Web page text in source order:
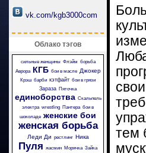
vk.com/kgb3000com
Облако тэгов
сильные женщины Флэйм борьба
Аврора
КГБ бои в масле Джокер
Крэш барби кэтфайт бои в грязи
Зараза Пяточка
единоборства Скальпель
электра wrestling Пантера бои в
шоколаде женские бои
женская борьба
Леди Ди рестлинг Ника
Пуля жасмин Морячка Зайка
тем